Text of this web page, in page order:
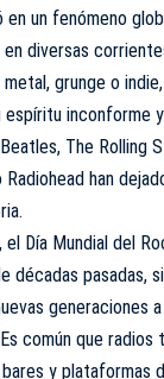
un fenómeno
en diversas
grunge o
espíritu inconforme
, The Rolling
han
el Día Mundial del
décadas pasadas,
generaciones
común que radios
y plataformas